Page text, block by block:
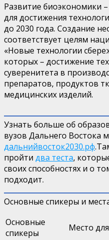
Развитие биоэкономики –
для достижения
до 2030 года. Создание
соответствует целям
«Новые технологии
которых – достижение
суверенитета в
препаратов, продуктов
медицинских изделий.
Узнать больше об
вузов Дальнего Востока
дальнийвосток2030.рф.
пройти два теста,
своих способностях и о
подходит.
Основные спикеры и
Основные
спикеры
Место